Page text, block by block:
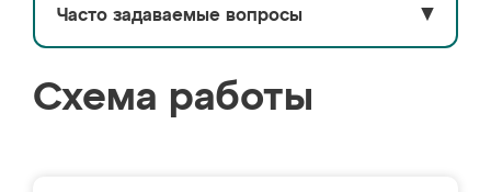
Часто задаваемые вопросы ▼
Схема работы